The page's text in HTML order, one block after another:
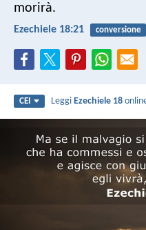
morirà.
Ezechiele 18:21 conversione
CEI LeggiEzechiele 18